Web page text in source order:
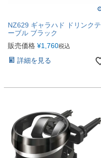
NZ629 ギャラハド ドリンクテ
ーブル ブラック
販売価格 ¥1,760税込
詳細を見る